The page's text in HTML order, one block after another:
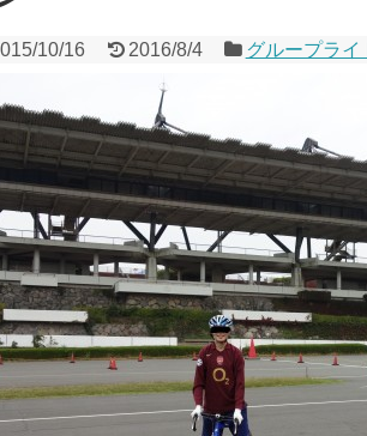
10/16 2016/8/4 グループライ